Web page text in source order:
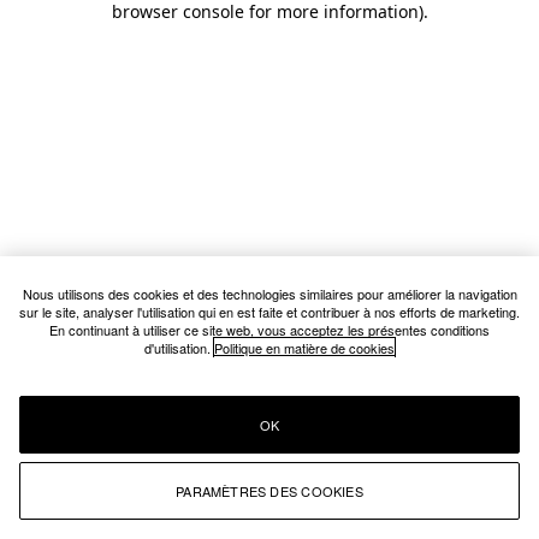
browser console for more information).
Nous utilisons des cookies et des technologies similaires pour améliorer la navigation
sur le site, analyser l'utilisation qui en est faite et contribuer à nos efforts de marketing.
En continuant à utiliser ce site web, vous acceptez les présentes conditions
d'utilisation. Politique en matière de cookies
PARAMÈTRES DES COOKIES
OK